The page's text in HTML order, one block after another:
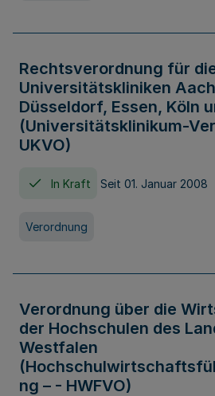
Rechtsverordnung für
Universitätskliniken
Düsseldorf, Essen, Köln
(Universitätsklinikum-
UKVO)
In Kraft Seit 01. Januar 2008
Verordnung
Verordnung über die
der Hochschulen des
Westfalen
ng – - HWFVO)